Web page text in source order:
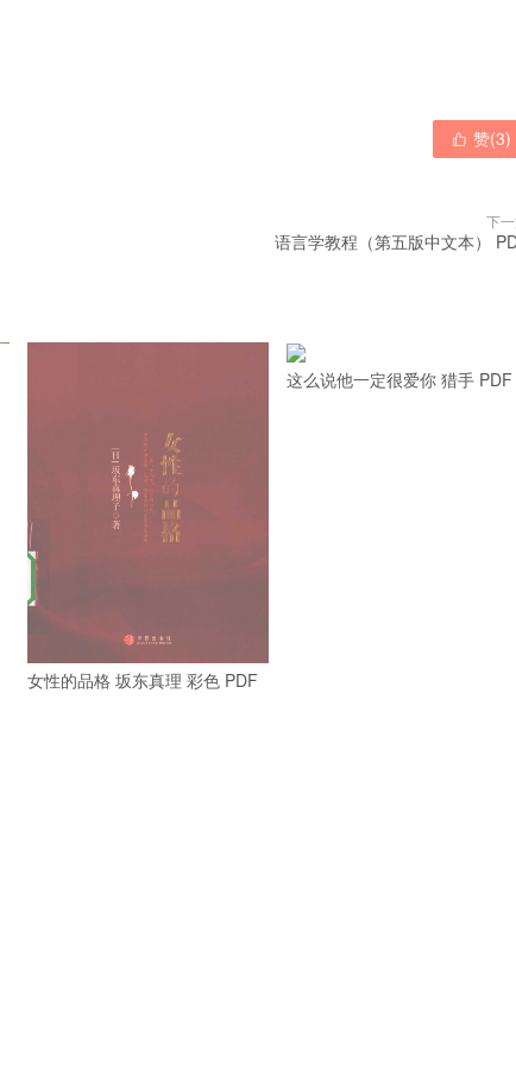
 赞(3)
下
语言学教程（第五版中文本）
女性的品格 坂东真理 彩色 PDF
这么说他一定很爱你 猎手 PDF